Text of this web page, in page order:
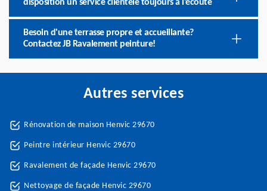
disposition un service clientèle toujours à l’écoute
Besoin d'une terrasse propre et accueillante?
Contactez JB Ravalement peinture!
Autres services
Rénovation de maison Henvic 29670
Peintre intérieur Henvic 29670
Ravalement de façade Henvic 29670
Nettoyage de façade Henvic 29670